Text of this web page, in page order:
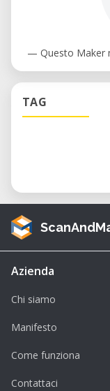
— Questo Maker
TAG
Azienda
Chi siamo
Manifesto
Come funziona
Contattaci